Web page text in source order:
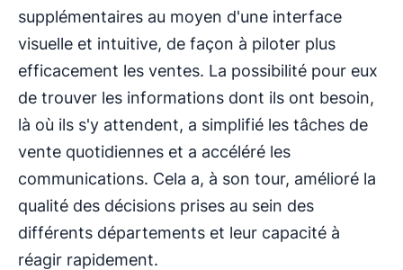
supplémentaires au moyen d'une interface
visuelle et intuitive, de façon à piloter plus
efficacement les ventes. La possibilité pour eux
de trouver les informations dont ils ont besoin,
là où ils s'y attendent, a simplifié les tâches de
vente quotidiennes et a accéléré les
communications. Cela a, à son tour, amélioré la
qualité des décisions prises au sein des
différents départements et leur capacité à
réagir rapidement.